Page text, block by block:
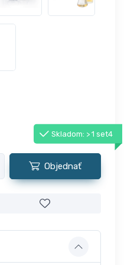
Skladom: > 1 set4
Objednať